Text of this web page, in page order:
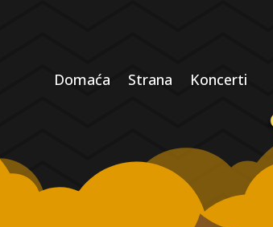
Domaća Strana Koncerti